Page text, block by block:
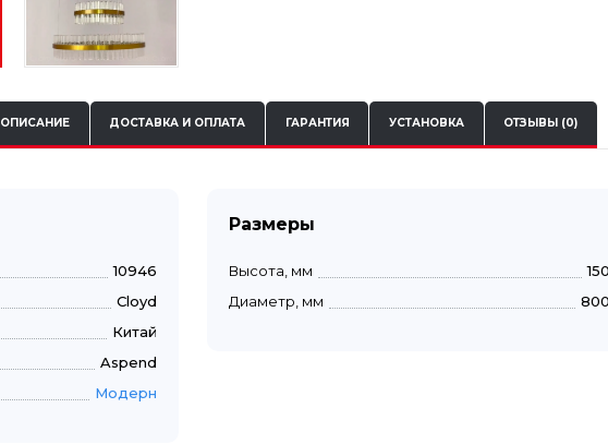
ОПИСАНИЕ ДОСТАВКА И ОПЛАТА ГАРАНТИЯ УСТАНОВКА ОТЗЫВЫ (0)
10946
Cloyd
Китай
Aspend
Модерн
Размеры
Высота, мм
150
Диаметр, мм
800